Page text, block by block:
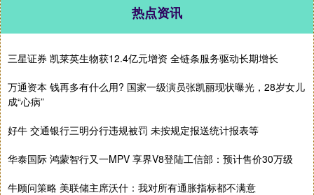
热点资讯
三星证券 凯莱英生物获12.4亿元增资 全链条服务驱动长期增长
万通资本 钱再多有什么用? 国家一级演员张凯丽现状曝光，28岁女儿
成“心病”
好牛 交通银行三明分行违规被罚 未按规定报送统计报表等
华泰国际 鸿蒙智行又一MPV 享界V8登陆工信部：预计售价30万级
牛顾问策略 美联储主席沃什：我对所有通胀指标都不满意